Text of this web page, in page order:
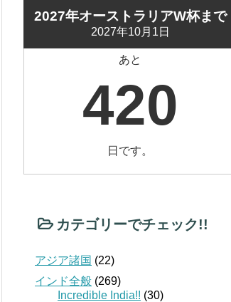
2027年オーストラリアW杯まで
2027年10月1日
あと
420
日です。
カテゴリーでチェック!!
アジア諸国 (22)
インド全般 (269)
Incredible India!! (30)